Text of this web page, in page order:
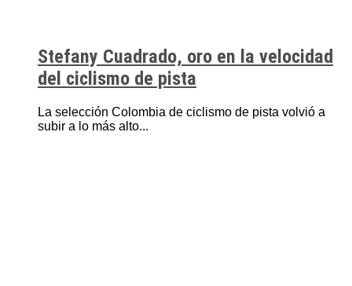
Stefany Cuadrado, oro en la velocidad
del ciclismo de pista
La selección Colombia de ciclismo de pista volvió a
subir a lo más alto...